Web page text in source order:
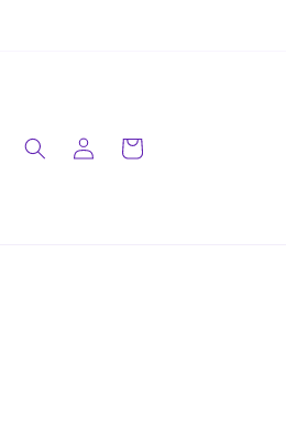
入
物